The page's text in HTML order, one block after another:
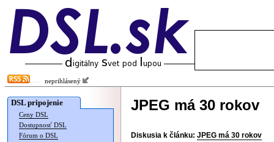
neprihlásený
DSL pripojenie
Ceny DSL
Dostupnosť DSL
Fórum o DSL
JPEG má 30 rokov
Diskusia k článku: JPEG má 30 rokov